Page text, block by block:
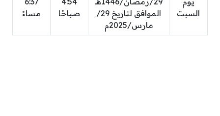
السبت
الموافق لتاريخ 29/
مارس/2025م
صباحًا
مساءً